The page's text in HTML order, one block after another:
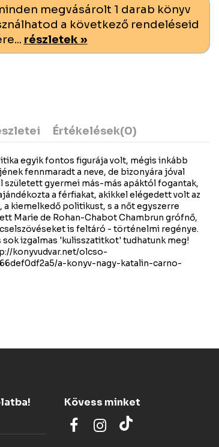
megvásárolt 1 darab könyv
a következő rendeléseid
részletek »
Értékelések(0)
egyik fontos figurája volt, mégis inkább
fennmaradt a neve, de bizonyára jóval
született gyermei más-más apáktól fogantak,
a férfiakat, akikkel elégedett volt az
a kiemelkedő politikust, s a nőt egyszerre
Marie de Rohan-Chabot Chambrun grófnő,
is feltáró - történelmi regénye.
izgalmas 'kulisszatitkot' tudhatunk meg!
konyvudvar.net/olcso-
a-konyv-nagy-katalin-carno-
Kövess minket